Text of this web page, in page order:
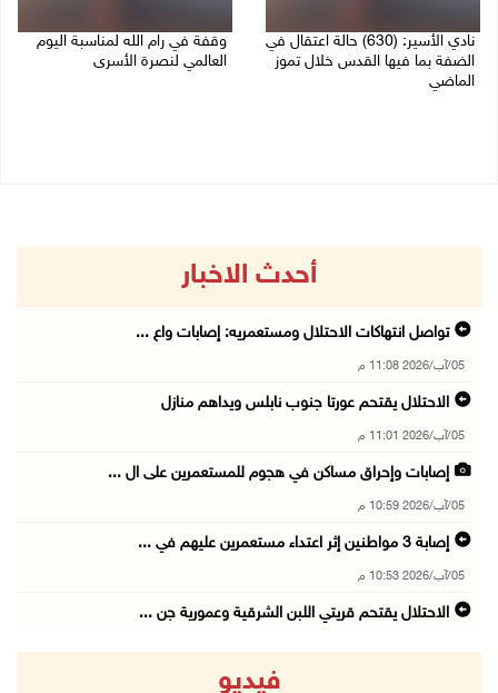
نادي الأسير: (630) حالة اعتقال في
الضفة بما فيها القدس خلال تموز
الماضي
وقفة في رام الله لمناسبة اليوم
العالمي لنصرة الأسرى
أحدث الاخبار
تواصل انتهاكات الاحتلال ومستعمريه: إصابات واع ...
05/آب/2026 11:08 م
الاحتلال يقتحم عورتا جنوب نابلس ويداهم منازل
05/آب/2026 11:01 م
إصابات وإحراق مساكن في هجوم للمستعمرين على ال ...
05/آب/2026 10:59 م
إصابة 3 مواطنين إثر اعتداء مستعمرين عليهم في ...
05/آب/2026 10:53 م
الاحتلال يقتحم قريتي اللبن الشرقية وعمورية جن ...
الوزيرة شاهين تبحث مع نظيرها المصري مستجدات ا ...
فيديو